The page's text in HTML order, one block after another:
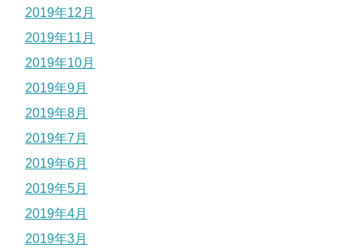
2019年12月
2019年11月
2019年10月
2019年9月
2019年8月
2019年7月
2019年6月
2019年5月
2019年4月
2019年3月